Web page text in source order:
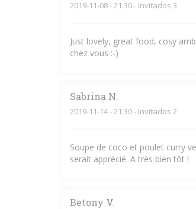
2019-11-08- 21:30 - Invitados 3
Just lovely, great food, cosy
chez vous :-)
Sabrina N
2019-11-14- 21:30 - Invitados 2
Soupe de coco et poulet curry
serait apprécié. A très bien tôt !
Betony V